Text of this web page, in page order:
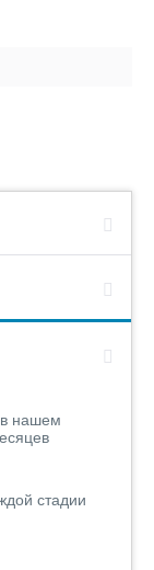
в нашем
стадии